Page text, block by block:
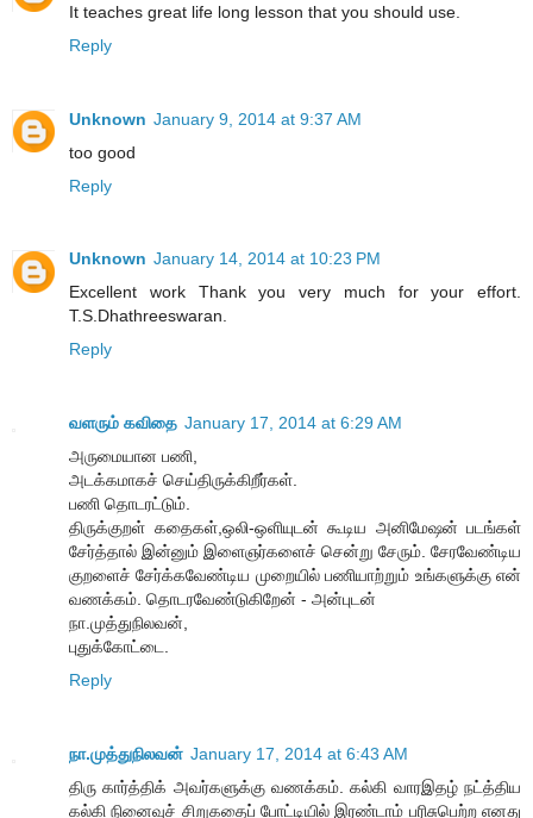
It teaches great life long lesson that you should use.
Reply
Unknown January 9, 2014 at 9:37 AM
too good
Reply
Unknown January 14, 2014 at 10:23 PM
Excellent work Thank you very much for your effort.
T.S.Dhathreeswaran.
Reply
வளரும் கவிதை January 17, 2014 at 6:29 AM
அருமையான பணி,
அடக்கமாகச் செய்திருக்கிறீர்கள்.
பணி தொடரட்டும்.
திருக்குறள் கதைகள்,ஒலி-ஒளியுடன் கூடிய அனிமேஷன் படங்கள்
சேர்த்தால் இன்னும் இளைஞர்களைச் சென்று சேரும். சேரவேண்டிய
குறளைச் சேர்க்கவேண்டிய முறையில் பணியாற்றும் உங்களுக்கு என்
வணக்கம். தொடரவேண்டுகிறேன் - அன்புடன்
நா.முத்துநிலவன்,
புதுக்கோட்டை.
Reply
நா.முத்துநிலவன் January 17, 2014 at 6:43 AM
திரு கார்த்திக் அவர்களுக்கு வணக்கம். கல்கி வாரஇதழ் நட்த்திய
கல்கி நினைவுச் சிறுகதைப் போட்டியில் இரண்டாம் பரிசுபெற்ற எனது